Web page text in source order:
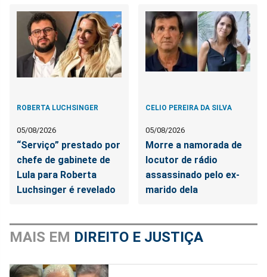
ROBERTA LUCHSINGER
05/08/2026
“Serviço” prestado por
chefe de gabinete de
Lula para Roberta
Luchsinger é revelado
CELIO PEREIRA DA SILVA
05/08/2026
Morre a namorada de
locutor de rádio
assassinado pelo ex-
marido dela
MAIS EM DIREITO E JUSTIÇA